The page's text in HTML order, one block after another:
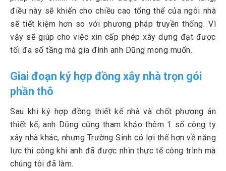
điều này sẽ khiến cho chiều cao tổng thể của ngôi nhà
sẽ tiết kiệm hơn so với phương pháp truyền thống. Vì
vậy sẽ giúp cho việc xin cấp phép xây dựng đạt được
tối đa số tầng mà gia đình anh Dũng mong muốn.
Giai đoạn ký hợp đồng xây nhà trọn gói
phần thô
Sau khi ký hợp đồng thiết kế nhà và chốt phương án
thiết kế, anh Dũng cũng tham khảo thêm 1 số công ty
xây nhà khác, nhưng Trường Sinh có lợi thế hơn về năng
lực thi công khi anh đã được nhìn thực tế công trình mà
chúng tôi đã làm.